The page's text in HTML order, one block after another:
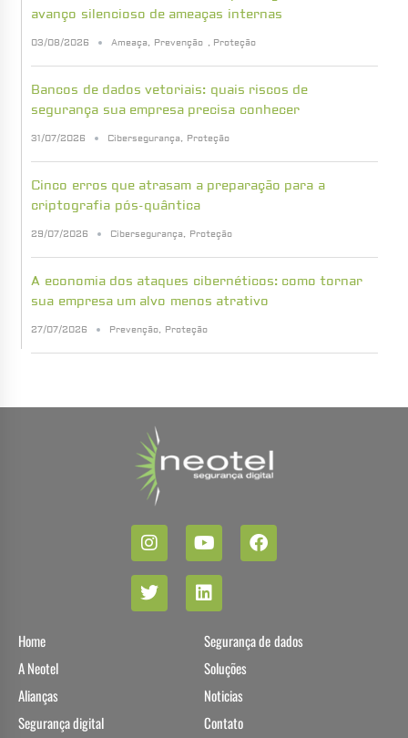
avanço silencioso de ameaças internas
03/08/2026 Ameaça, Prevenção , Proteção
Bancos de dados vetoriais: quais riscos de
segurança sua empresa precisa conhecer
31/07/2026 Cibersegurança, Proteção
Cinco erros que atrasam a preparação para a
criptografia pós-quântica
29/07/2026 Cibersegurança, Proteção
A economia dos ataques cibernéticos: como tornar
sua empresa um alvo menos atrativo
27/07/2026 Prevenção, Proteção
Home
A Neotel
Alianças
Segurança digital
Segurança de dados
Soluções
Noticias
Contato